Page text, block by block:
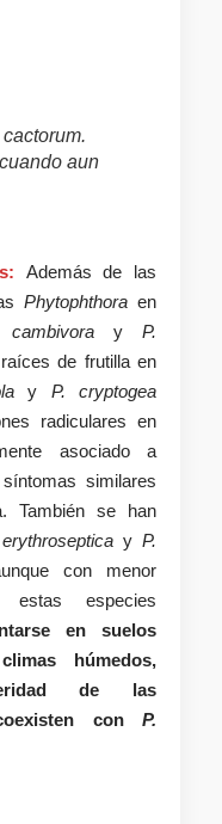
aun
Además de las
Phytophthora en
yP.
de frutilla en
y P. cryptogea
radiculares en
asociado a
similares
También se han
yP.
con menor
estas especies
en suelos
húmedos,
de las
con P.